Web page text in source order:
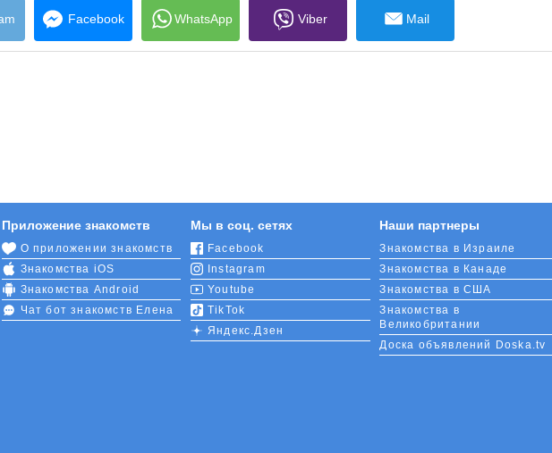
Facebook WhatsApp Viber Mail
Приложение знакомств
О приложении знакомств
Знакомства iOS
Знакомства Android
Чат бот знакомств Елена
Мы в соц. сетях
Facebook
Instagram
Youtube
TikTok
Яндекс.Дзен
Наши партнеры
Знакомства в Израиле
Знакомства в Канаде
Знакомства в США
Знакомства в
Великобритании
Доска объявлений Doska.tv